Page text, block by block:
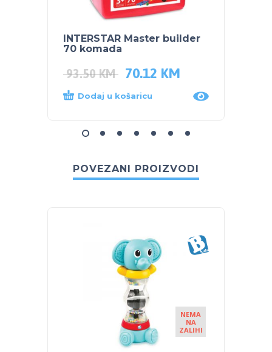
INTERSTAR Master builder
70 komada
93.50KM 70.12 KM
Dodaj u košaricu
POVEZANI PROIZVODI
NEMA
NA
ZALIHI